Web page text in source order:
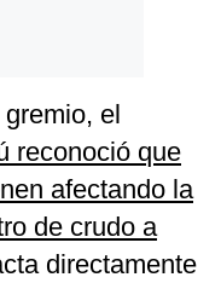
el
reconoció que
afectando la
de crudo a
directamente